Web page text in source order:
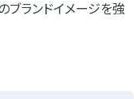
ブランドイメージを強